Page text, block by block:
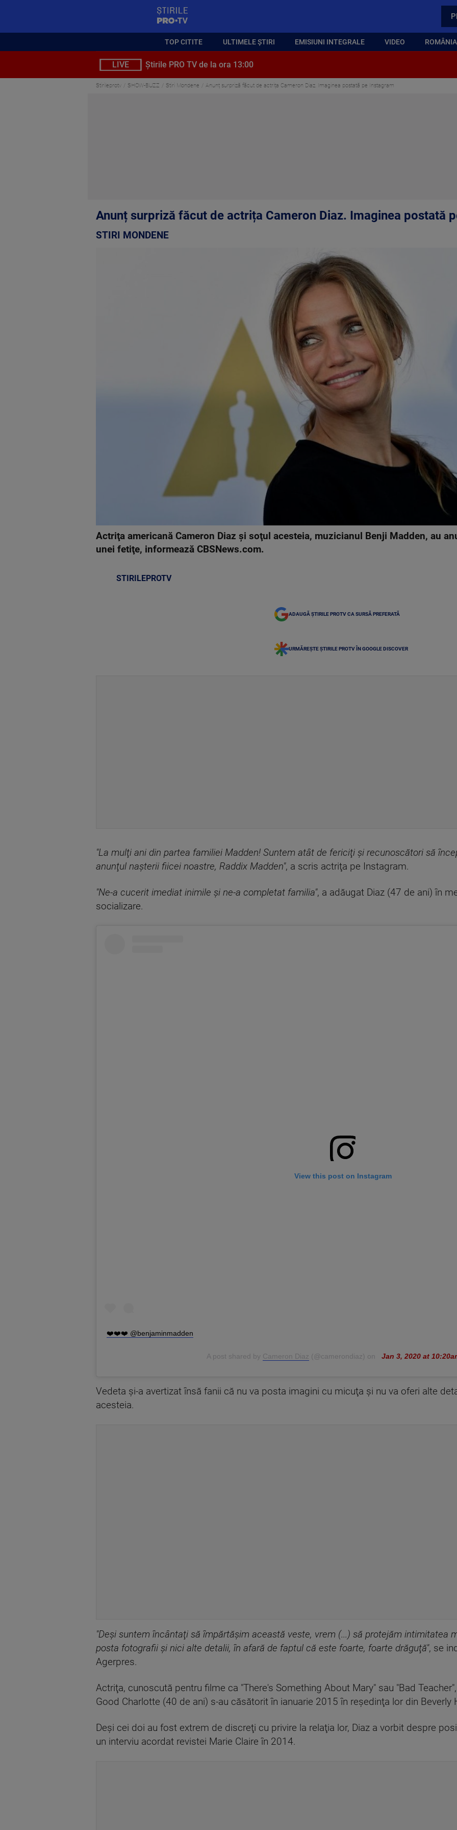
TOP CITITE ULTIMELE ȘTIRI EMISIUNI INTEGRALE VIDEO
LIVE Știrile PRO TV de la ora 13:00
Stirileprotv SHOW-BUZZ Stiri Mondene Anunț surpriză făcut de actrița Cameron Diaz. Imaginea postată pe Instagram
Anunț surpriză făcut de actrița Cameron Diaz. Imaginea postată
STIRI MONDENE
Actriţa americană Cameron Diaz şi soţul acesteia, muzicianul Benji Madden, au
unei fetiţe, informează CBSNews.com.
STIRILEPROTV
ADAUGĂ ȘTIRILE PROTV CA SURSĂ PREFERATĂ
URMĂREȘTE ȘTIRILE PROTV ÎN GOOGLE DISCOVER
"La mulţi ani din partea familiei Madden! Suntem atât de fericiţi şi recunoscători să
anunţul naşterii fiicei noastre, Raddix Madden", a scris actriţa pe Instagram.
"Ne-a cucerit imediat inimile şi ne-a completat familia", a adăugat Diaz (47 de ani) în
socializare.
View this post on Instagram
❤️❤️❤️ @benjaminmadden
A post shared by Cameron Diaz (@camerondiaz) on Jan 3, 2020 at
Vedeta şi-a avertizat însă fanii că nu va posta imagini cu micuţa şi nu va oferi alte
acesteia.
"Deşi suntem încântaţi să împărtăşim această veste, vrem (...) să protejăm intimitatea
posta fotografii şi nici alte detalii, în afară de faptul că este foarte, foarte drăguţă", se
Agerpres.
Actriţa, cunoscută pentru filme ca "There's Something About Mary" sau "Bad
Good Charlotte (40 de ani) s-au căsătorit în ianuarie 2015 în reşedinţa lor din Beverly
Deşi cei doi au fost extrem de discreţi cu privire la relaţia lor, Diaz a vorbit despre
un interviu acordat revistei Marie Claire în 2014.